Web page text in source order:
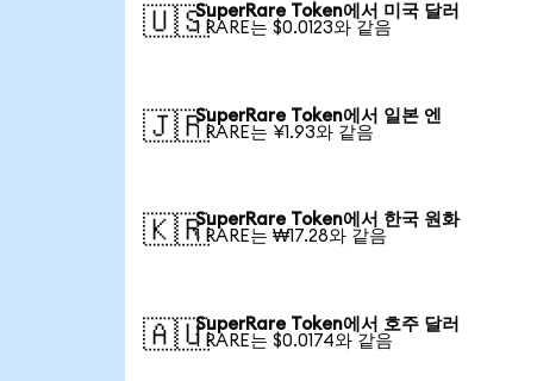
🇺🇸SuperRare Token에서 미국 달러
1 RARE는 $0.0123와 같음
🇯🇵SuperRare Token에서 일본 엔
1 RARE는 ¥1.93와 같음
🇰🇷SuperRare Token에서 한국 원화
1 RARE는 ₩17.28와 같음
🇦🇺SuperRare Token에서 호주 달러
1 RARE는 $0.0174와 같음